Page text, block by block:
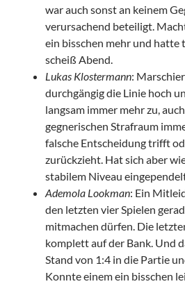
war auch sonst an keinem
verursachend beteiligt.
ein bisschen mehr und hatte
scheiß Abend.
Lukas Klostermann:
durchgängig die Linie hoch
langsam immer mehr zu,
gegnerischen Strafraum
falsche Entscheidung trifft
zurückzieht. Hat sich aber
stabilem Niveau
Ademola Lookman: Ein
den letzten vier Spielen
mitmachen dürfen. Die
komplett auf der Bank. Und
Stand von 1:4 in die Partie
Konnte einem ein bisschen